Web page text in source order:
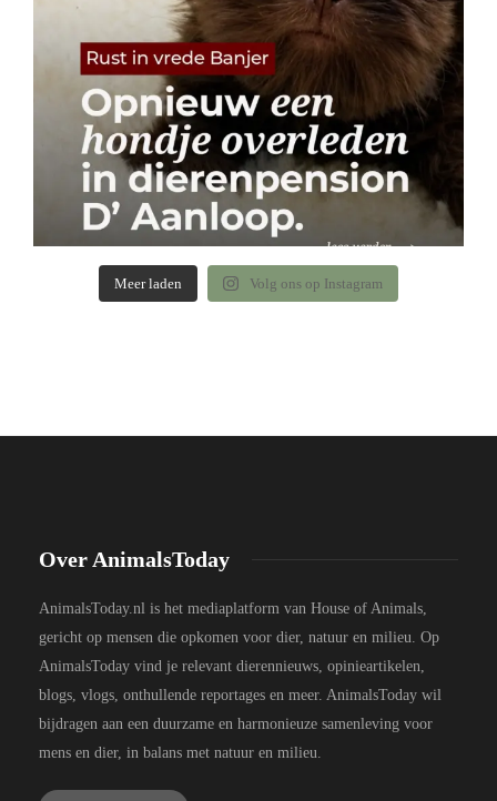
Meer laden Volg ons op Instagram
Over AnimalsToday
AnimalsToday.nl is het mediaplatform van House of Animals,
gericht op mensen die opkomen voor dier, natuur en milieu. Op
AnimalsToday vind je relevant dierennieuws, opinieartikelen,
blogs, vlogs, onthullende reportages en meer. AnimalsToday wil
bijdragen aan een duurzame en harmonieuze samenleving voor
mens en dier, in balans met natuur en milieu.